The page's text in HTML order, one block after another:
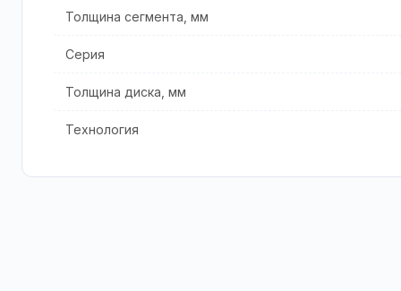
Толщина сегмента, мм
Серия
Толщина диска, мм
Технология